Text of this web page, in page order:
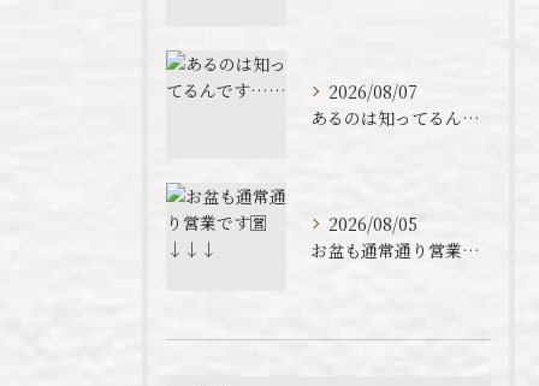
2026/08/07
あるのは知ってるんです……
2026/08/05
お盆も通常通り営業です🈺↓↓↓